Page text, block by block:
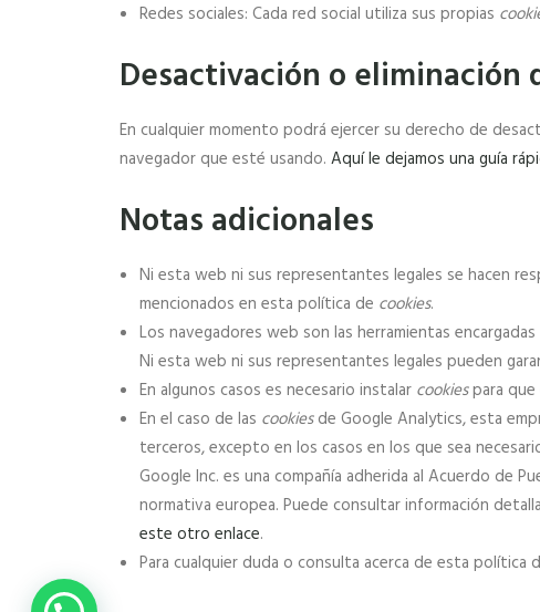
Redes sociales: Cada red social utiliza sus propias
Desactivación o eliminación
En cualquier momento podrá ejercer su derecho de
navegador que esté usando. Aquí le dejamos una guía
Notas adicionales
Ni esta web ni sus representantes legales se hacen
mencionados en esta política de cookies.
Los navegadores web son las herramientas encargadas
Ni esta web ni sus representantes legales pueden
En algunos casos es necesario instalar cookiespara que
En el caso de las cookiesde Google Analytics, esta
terceros, excepto en los casos en los que sea
Google Inc. es una compañía adherida al Acuerdo de
normativa europea. Puede consultar información
este otro enlace.
Para cualquier duda o consulta acerca de esta política